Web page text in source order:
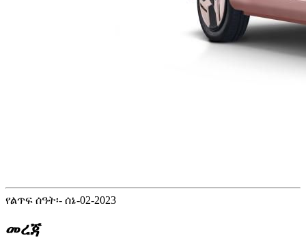
የልጥፍ ሰዓት፡- ሰኔ-02-2023
መረጃ